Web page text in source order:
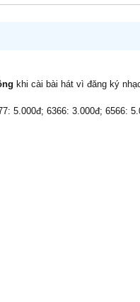
khi cài bài hát vì đăng ký
5.000đ; 6366: 3.000đ; 6566: